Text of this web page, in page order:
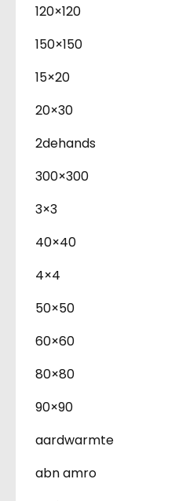
120×120
150×150
15×20
20×30
2dehands
300×300
3×3
40×40
4×4
50×50
60×60
80×80
90×90
aardwarmte
abn amro